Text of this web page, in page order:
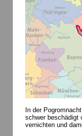
In der
schwer beschädigt
vernichten und